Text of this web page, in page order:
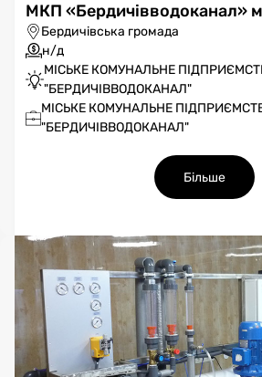
МКП «Бердичівводоканал»
Бердичівська громада
н/д
МІСЬКЕ КОМУНАЛЬНЕ
"БЕРДИЧІВВОДОКАНАЛ"
МІСЬКЕ КОМУНАЛЬНЕ
"БЕРДИЧІВВОДОКАНАЛ"
Більше